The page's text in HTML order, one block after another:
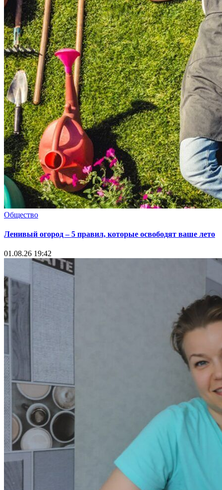
Общество
Ленивый огород – 5 правил, которые освободят ваше лето
01.08.26 19:42